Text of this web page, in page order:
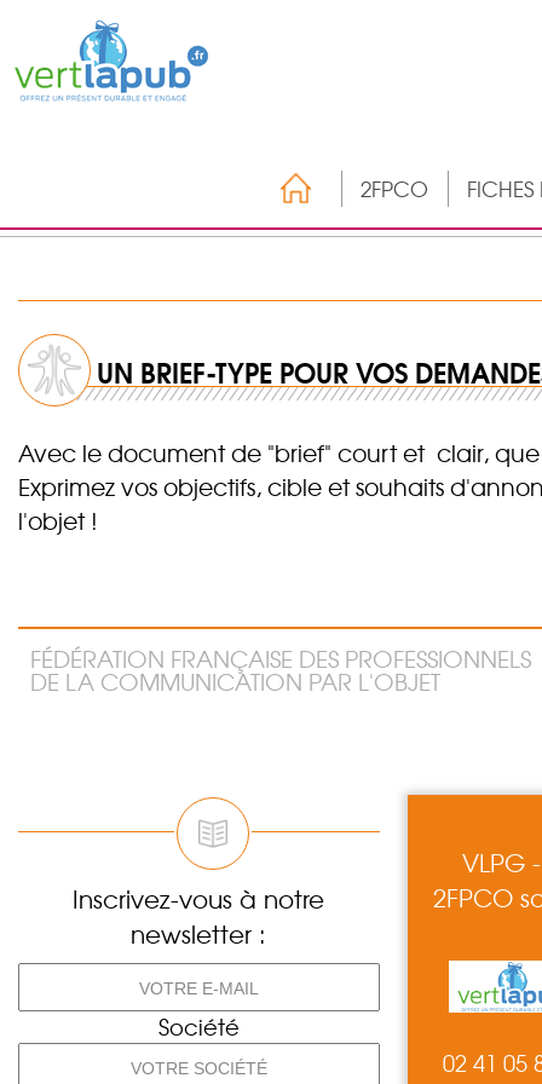
2FPCO
UN BRIEF-TYPE POUR VOS
Avec le document de "brief" court et clair,
Exprimez vos objectifs, cible et souhaits
l'objet !
FÉDÉRATION FRANÇAISE DES PROFESSIONNELS
DE LA COMMUNICATION PAR L'OBJET
Inscrivez-vous à notre
newsletter :
Société
VLPG
2FPCO
02 41 05